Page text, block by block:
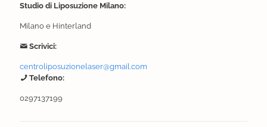
Studio di Liposuzione Milano:
Milano e Hinterland
Scrivici:
centroliposuzionelaser@gmail.com
Telefono:
0297137199